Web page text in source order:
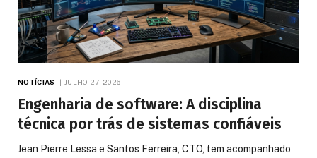
NOTÍCIAS JULHO 27, 2026
Engenharia de software: A disciplina
técnica por trás de sistemas confiáveis
Jean Pierre Lessa e Santos Ferreira, CTO, tem acompanhado